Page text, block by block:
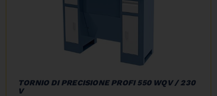
TORNIO DI PRECISIONE PROFI 550 WQV / 230
V